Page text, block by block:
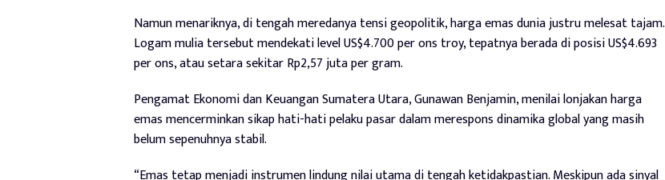
Namun menariknya, di tengah meredanya tensi geopolitik, harga emas dunia justru melesat tajam.
Logam mulia tersebut mendekati level US$4.700 per ons troy, tepatnya berada di posisi US$4.693
per ons, atau setara sekitar Rp2,57 juta per gram.
Pengamat Ekonomi dan Keuangan Sumatera Utara, Gunawan Benjamin, menilai lonjakan harga
emas mencerminkan sikap hati-hati pelaku pasar dalam merespons dinamika global yang masih
belum sepenuhnya stabil.
“Emas tetap menjadi instrumen lindung nilai utama di tengah ketidakpastian. Meskipun ada sinyal